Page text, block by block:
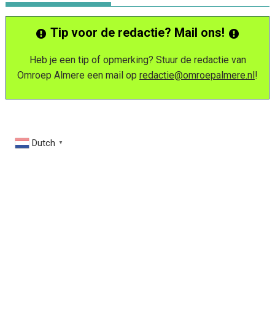
Tip voor de redactie? Mail ons!
Heb je een tip of opmerking? Stuur de redactie van
Omroep Almere een mail op redactie@omroepalmere.nl!
Dutch ▼